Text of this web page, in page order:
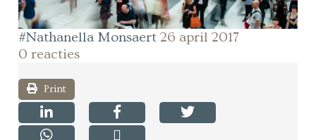
#Nathanella Monsaert 26 april 2017
0 reacties
Print